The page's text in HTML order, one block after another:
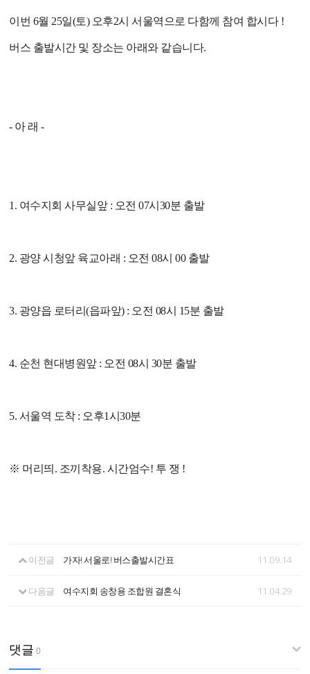
이번 6월 25일(토) 오후2시 서울역으로 다함께 참여 합시다 !
버스 출발시간 및 장소는 아래와 같습니다.
- 아 래 -
1. 여수지회 사무실앞 : 오전 07시30분 출발
2. 광양 시청앞 육교아래 : 오전 08시 00 출발
3. 광양읍 로터리(읍파앞) : 오전 08시 15분 출발
4. 순천 현대병원앞 : 오전 08시 30분 출발
5. 서울역 도착 : 오후1시30분
※ 머리띄. 조끼착용. 시간엄수! 투 쟁 !
이전글 가자! 서울로! 버스출발시간표 11.09.14
다음글 여수지회 송창용 조합원 결혼식 11.04.29
댓글 0